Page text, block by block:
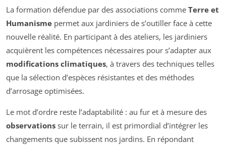
La formation défendue par des associations comme Terre et
Humanisme permet aux jardiniers de s’outiller face à cette
nouvelle réalité. En participant à des ateliers, les jardiniers
acquièrent les compétences nécessaires pour s’adapter aux
modifications climatiques, à travers des techniques telles
que la sélection d’espèces résistantes et des méthodes
d’arrosage optimisées.
Le mot d’ordre reste l’adaptabilité : au fur et à mesure des
observations sur le terrain, il est primordial d’intégrer les
changements que subissent nos jardins. En répondant